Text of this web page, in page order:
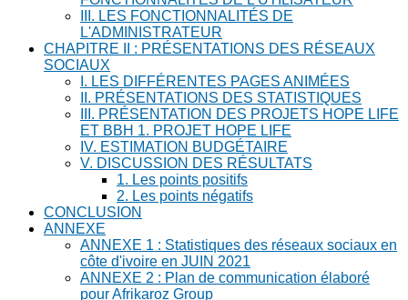
III. LES FONCTIONNALITÉS DE
L'ADMINISTRATEUR
CHAPITRE II : PRÉSENTATIONS DES RÉSEAUX
SOCIAUX
I. LES DIFFÉRENTES PAGES ANIMÉES
II. PRÉSENTATIONS DES STATISTIQUES
III. PRÉSENTATION DES PROJETS HOPE LIFE
ET BBH 1. PROJET HOPE LIFE
IV. ESTIMATION BUDGÉTAIRE
V. DISCUSSION DES RÉSULTATS
1. Les points positifs
2. Les points négatifs
CONCLUSION
ANNEXE
ANNEXE 1 : Statistiques des réseaux sociaux en
côte d'ivoire en JUIN 2021
ANNEXE 2 : Plan de communication élaboré
pour Afrikaroz Group